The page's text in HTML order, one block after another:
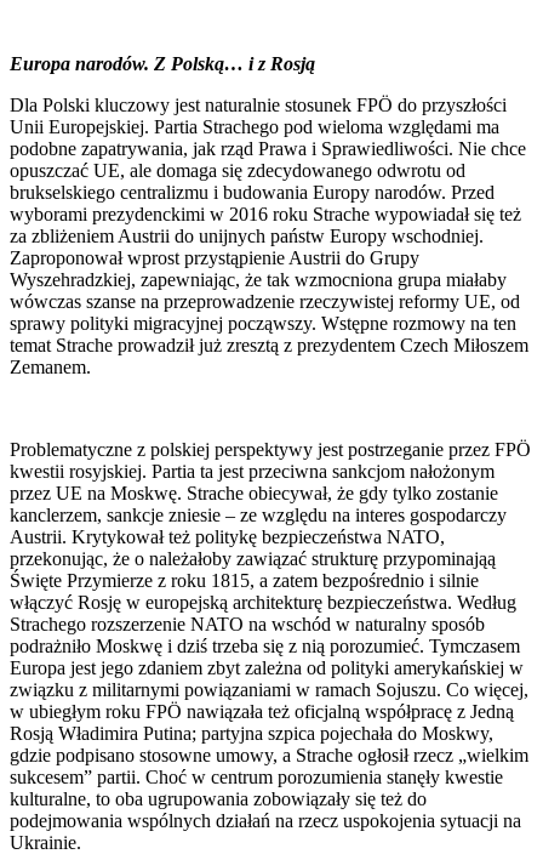
Europa narodów. Z Polską… i z Rosją
Dla Polski kluczowy jest naturalnie stosunek FPÖ do przyszłości
Unii Europejskiej. Partia Strachego pod wieloma względami ma
podobne zapatrywania, jak rząd Prawa i Sprawiedliwości. Nie chce
opuszczać UE, ale domaga się zdecydowanego odwrotu od
brukselskiego centralizmu i budowania Europy narodów. Przed
wyborami prezydenckimi w 2016 roku Strache wypowiadał się też
za zbliżeniem Austrii do unijnych państw Europy wschodniej.
Zaproponował wprost przystąpienie Austrii do Grupy
Wyszehradzkiej, zapewniając, że tak wzmocniona grupa miałaby
wówczas szanse na przeprowadzenie rzeczywistej reformy UE, od
sprawy polityki migracyjnej począwszy. Wstępne rozmowy na ten
temat Strache prowadził już zresztą z prezydentem Czech Miłoszem
Zemanem.
Problematyczne z polskiej perspektywy jest postrzeganie przez FPÖ
kwestii rosyjskiej. Partia ta jest przeciwna sankcjom nałożonym
przez UE na Moskwę. Strache obiecywał, że gdy tylko zostanie
kanclerzem, sankcje zniesie – ze względu na interes gospodarczy
Austrii. Krytykował też politykę bezpieczeństwa NATO,
przekonując, że o należałoby zawiązać strukturę przypominająą
Święte Przymierze z roku 1815, a zatem bezpośrednio i silnie
włączyć Rosję w europejską architekturę bezpieczeństwa. Według
Strachego rozszerzenie NATO na wschód w naturalny sposób
podrażniło Moskwę i dziś trzeba się z nią porozumieć. Tymczasem
Europa jest jego zdaniem zbyt zależna od polityki amerykańskiej w
związku z militarnymi powiązaniami w ramach Sojuszu. Co więcej,
w ubiegłym roku FPÖ nawiązała też oficjalną współpracę z Jedną
Rosją Władimira Putina; partyjna szpica pojechała do Moskwy,
gdzie podpisano stosowne umowy, a Strache ogłosił rzecz „wielkim
sukcesem” partii. Choć w centrum porozumienia stanęły kwestie
kulturalne, to oba ugrupowania zobowiązały się też do
podejmowania wspólnych działań na rzecz uspokojenia sytuacji na
Ukrainie.